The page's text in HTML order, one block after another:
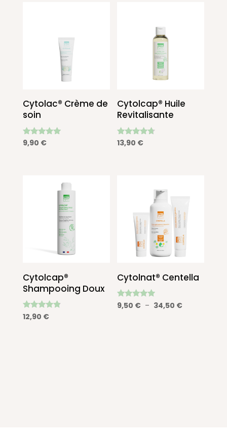
Cytolac® Crème de
soin
Note
4.92
9,90 €
Cytolcap® Huile
Revitalisante
Note
4.50
13,90 €
Cytolcap®
Shampooing Doux
Note
4.67
12,90 €
Cytolnat® Centella
Note
4.86
9,50 € – 34,50 €Plage